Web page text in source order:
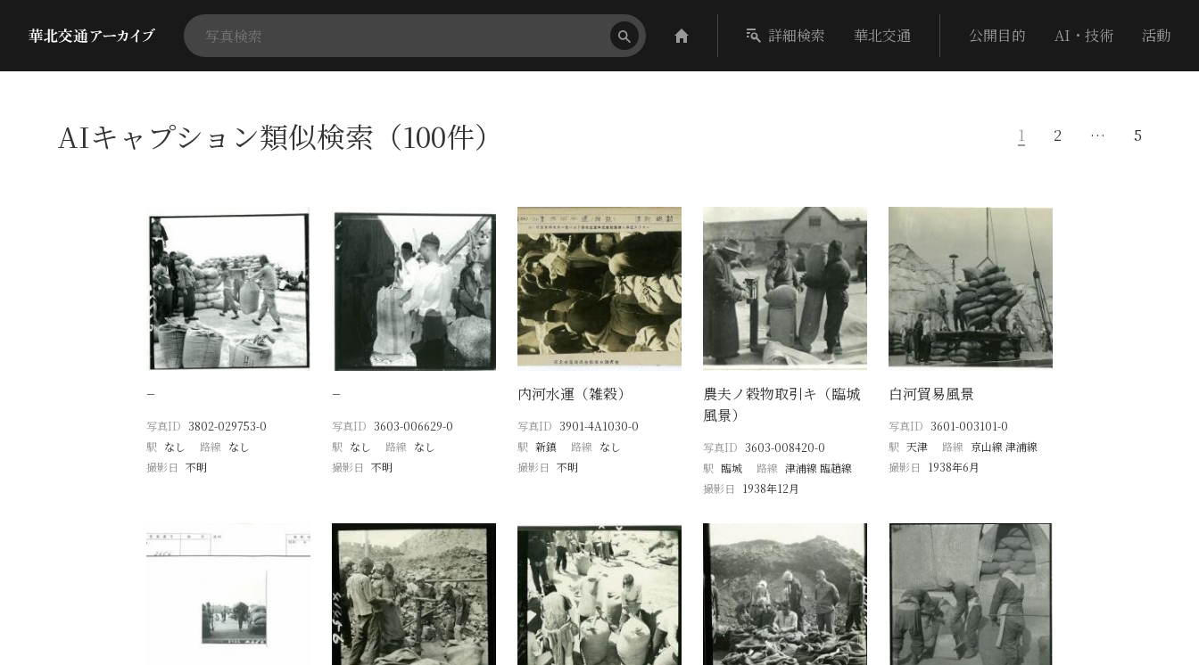
詳細検索 華北交通 公開目的 AI・技術 活動
AIキャプション類似検索（100件） 1 2 … 5
−
写真ID 3802-029753-0
駅 なし 路線 なし
撮影日 不明
−
写真ID 3603-006629-0
駅 なし 路線 なし
撮影日 不明
内河水運（雑穀）
写真ID 3901-4A1030-0
駅 新鎮 路線 なし
撮影日 不明
農夫ノ穀物取引キ（臨城
風景）
写真ID 3603-008420-0
駅 臨城 路線 津浦線 臨趙線
撮影日
1938年12月
白河貿易風景
写真ID 3601-003101-0
駅 天津 路線 京山線 津浦線
撮影日
1938年6月